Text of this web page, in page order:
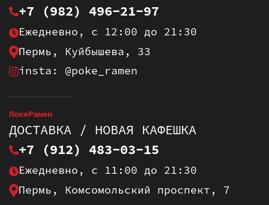
+7 (982) 496-21-97
Ежедневно, с 12:00 до 21:30
Пермь, Куйбышева, 33
insta: @poke_ramen
ПокеРамен
ДОСТАВКА / НОВАЯ КАФЕШКА
+7 (912) 483-03-15
Ежедневно, с 11:00 до 21:30
Пермь, Комсомольский проспект, 7